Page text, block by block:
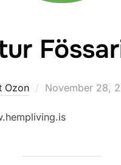
Ozon
Posted
November 28,